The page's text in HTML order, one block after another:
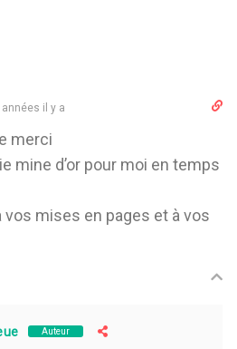
années il y a
merci
mine d’or pour moi en temps
vos mises en pages et à vos
Auteur